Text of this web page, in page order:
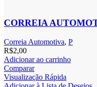
CORREIA
Correia Automotiva, P
R$2,00
Adicionar ao carrinho
Comparar
Visualização Rápida